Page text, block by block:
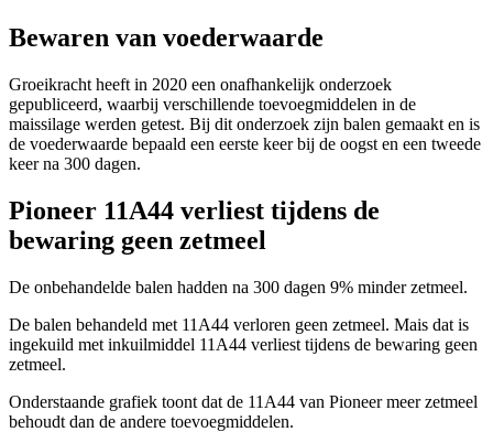
Bewaren van voederwaarde
Groeikracht heeft in 2020 een onafhankelijk onderzoek
gepubliceerd, waarbij verschillende toevoegmiddelen in de
maissilage werden getest. Bij dit onderzoek zijn balen gemaakt en is
de voederwaarde bepaald een eerste keer bij de oogst en een tweede
keer na 300 dagen.
Pioneer 11A44 verliest tijdens de
bewaring geen zetmeel
De onbehandelde balen hadden na 300 dagen 9% minder zetmeel.
De balen behandeld met 11A44 verloren geen zetmeel. Mais dat is
ingekuild met inkuilmiddel 11A44 verliest tijdens de bewaring geen
zetmeel.
Onderstaande grafiek toont dat de 11A44 van Pioneer meer zetmeel
behoudt dan de andere toevoegmiddelen.